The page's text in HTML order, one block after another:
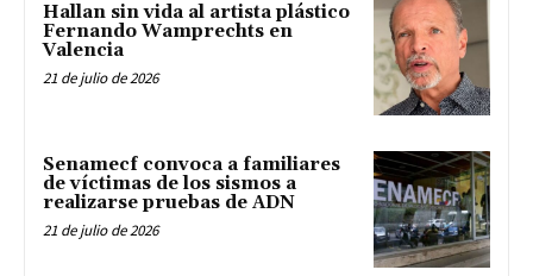
Hallan sin vida al artista plástico
Fernando Wamprechts en
Valencia
21 de julio de 2026
Senamecf convoca a familiares
de víctimas de los sismos a
realizarse pruebas de ADN
21 de julio de 2026